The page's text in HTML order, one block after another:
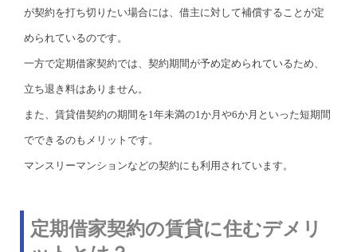
が契約を打ち切りたい場合には、借主に対して補償することが定
められているのです。
一方で定期借家契約では、契約期間が予め定められているため、
立ち退き料はありません。
また、賃貸借契約の期間を1年未満の1か月や6か月といった短期間
でできるのもメリットです。
マンスリーマンションなどの契約にも利用されています。
定期借家契約の賃貸に住むデメリ